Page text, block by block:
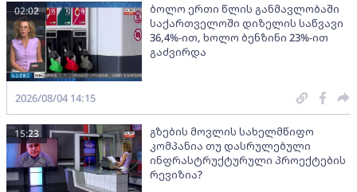
ბოლო ერთი წლის განმავლობაში
საქართველოში დიზელის საწვავი
36,4%-ით, ხოლო ბენზინი 23%-ით
გაძვირდა
02:02
2026/08/04 14:15
გზების მოვლის სახელმწიფო
კომპანია თუ დასრულებული
ინფრასტრუქტურული პროექტების
რევიზია?
15:23